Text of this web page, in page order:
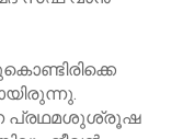
പ്രഥമശുശ്രൂഷ